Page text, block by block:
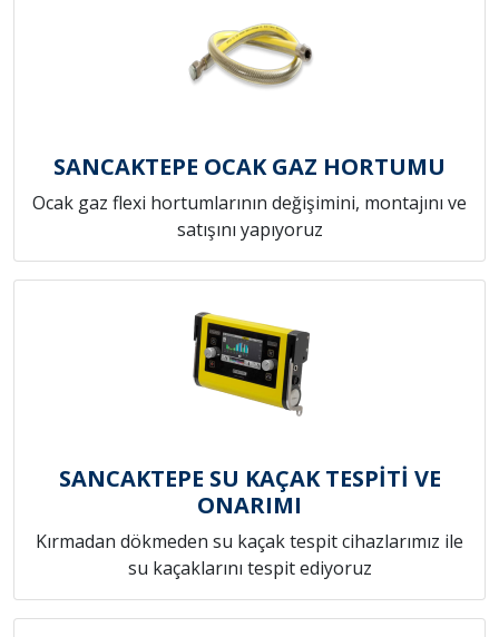
SANCAKTEPE OCAK GAZ HORTUMU
Ocak gaz flexi hortumlarının değişimini, montajını ve
satışını yapıyoruz
SANCAKTEPE SU KAÇAK TESPİTİ VE
ONARIMI
Kırmadan dökmeden su kaçak tespit cihazlarımız ile
su kaçaklarını tespit ediyoruz